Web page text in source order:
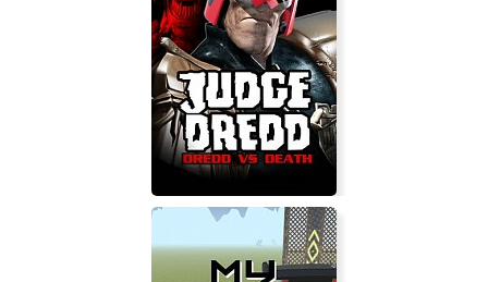
Mortals and Monsters: Blood Orc